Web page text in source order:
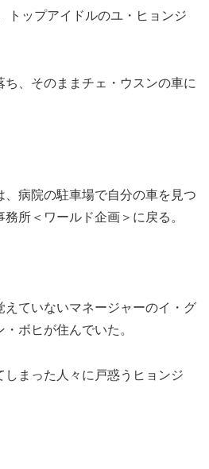
トップアイドルのユ・ヒョンジ
、そのままチェ・ウスンの車に
、病院の駐車場で自分の車を見つ
所＜ワールド企画＞に戻る。
えていないマネージャーのイ・グ
ボヒが住んでいた。
しまった人々に戸惑うヒョンジ